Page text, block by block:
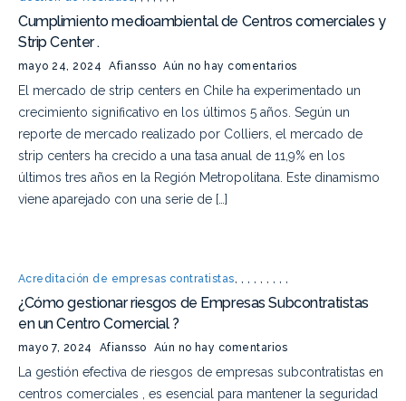
Cumplimiento medioambiental de Centros comerciales y
Strip Center .
mayo 24, 2024 Afiansso Aún no hay comentarios
El mercado de strip centers en Chile ha experimentado un
crecimiento significativo en los últimos 5 años. Según un
reporte de mercado realizado por Colliers, el mercado de
strip centers ha crecido a una tasa anual de 11,9% en los
últimos tres años en la Región Metropolitana. Este dinamismo
viene aparejado con una serie de […]
Acreditación de empresas contratistas, , , , , , , , ,
¿Cómo gestionar riesgos de Empresas Subcontratistas
en un Centro Comercial ?
mayo 7, 2024 Afiansso Aún no hay comentarios
La gestión efectiva de riesgos de empresas subcontratistas en
centros comerciales , es esencial para mantener la seguridad